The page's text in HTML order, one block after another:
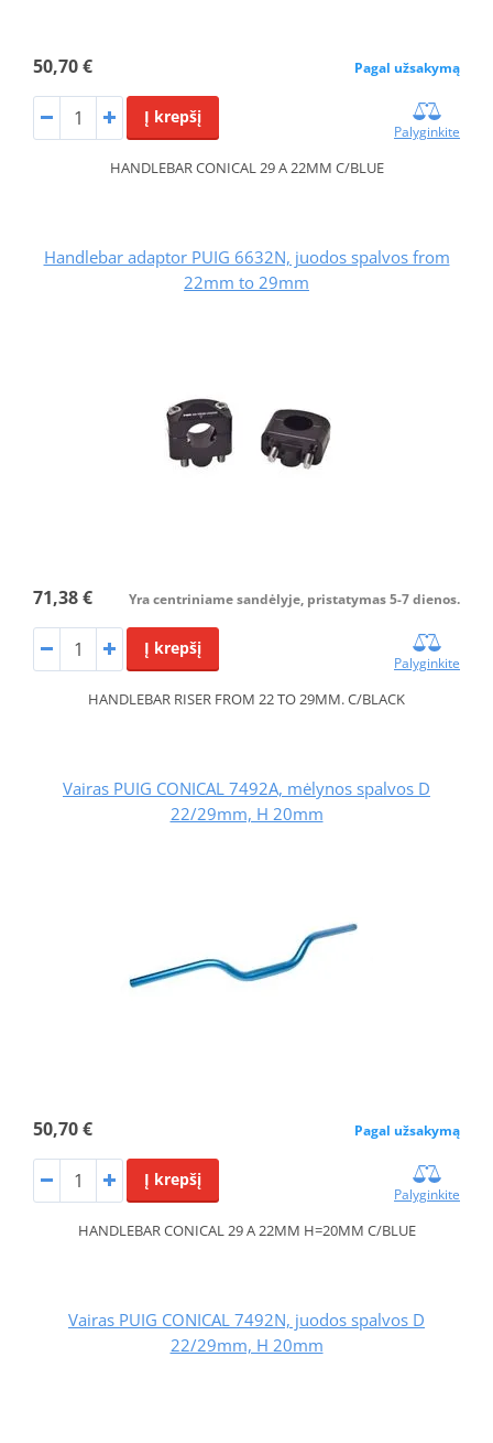
50,70 € Pagal užsakymą
Į krepšį
Palyginkite
HANDLEBAR CONICAL 29 A 22MM C/BLUE
Handlebar adaptor PUIG 6632N, juodos spalvos from
22mm to 29mm
71,38 € Yra centriniame sandėlyje, pristatymas 5-7 dienos.
Į krepšį
Palyginkite
HANDLEBAR RISER FROM 22 TO 29MM. C/BLACK
Vairas PUIG CONICAL 7492A, mėlynos spalvos D
22/29mm, H 20mm
50,70 € Pagal užsakymą
Į krepšį
Palyginkite
HANDLEBAR CONICAL 29 A 22MM H=20MM C/BLUE
Vairas PUIG CONICAL 7492N, juodos spalvos D
22/29mm, H 20mm